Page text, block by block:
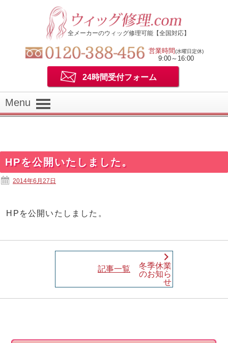
全メーカーのウィッグ修理可能【全国対応】
営業時間(水曜日定休)
9:00～16:00
24時間受付フォーム
Menu
HPを公開いたしました。
2014年6月27日
HPを公開いたしました。
記事一覧
冬季休業
のお知ら
せ